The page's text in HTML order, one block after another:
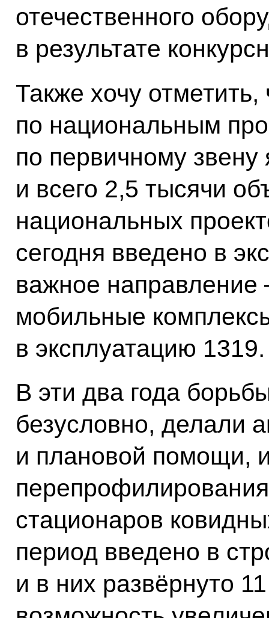
отечественного
в результате
Также хочу
по национальным
по первичному
и всего 2,5 тысячи
национальных
сегодня введено в
важное направление
мобильные
в эксплуатацию 1319.
В эти два года
безусловно, делали
и плановой помощи,
стационаров
период введено в
и в них развёрнуто